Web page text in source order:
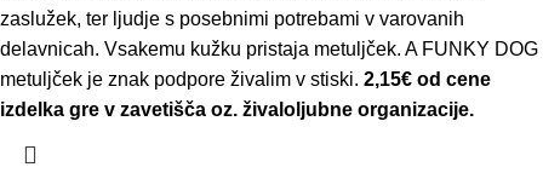
zaslužek, ter ljudje s posebnimi potrebami v varovanih
delavnicah. Vsakemu kužku pristaja metuljček. A FUNKY DOG
metuljček je znak podpore živalim v stiski. 2,15€ od cene
izdelka gre v zavetišča oz. živaloljubne organizacije.